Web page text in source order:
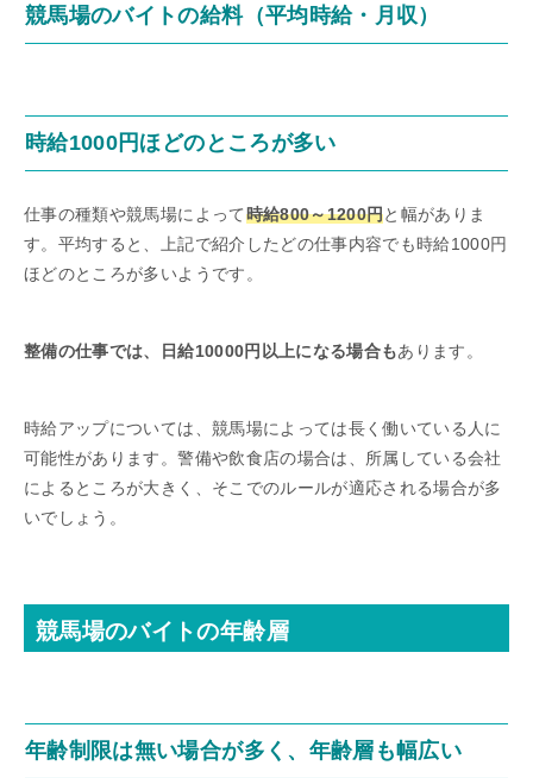
競馬場のバイトの給料（平均時給・月収）
時給1000円ほどのところが多い
仕事の種類や競馬場によって時給800～1200円と幅がありま
す。平均すると、上記で紹介したどの仕事内容でも時給1000円
ほどのところが多いようです。
整備の仕事では、日給10000円以上になる場合もあります。
時給アップについては、競馬場によっては長く働いている人に
可能性があります。警備や飲食店の場合は、所属している会社
によるところが大きく、そこでのルールが適応される場合が多
いでしょう。
競馬場のバイトの年齢層
年齢制限は無い場合が多く、年齢層も幅広い